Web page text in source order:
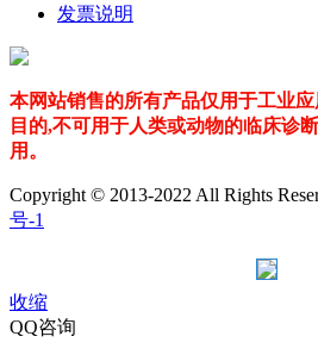
发票说明
本网站销售的所有产品仅用于工业
目的,不可用于人类或动物的临床诊
用。
Copyright © 2013-2022 All Rights
号-1
收缩
QQ咨询